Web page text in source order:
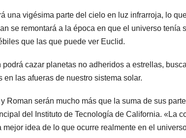
una vigésima parte del cielo en luz infrarroja, lo
se remontará a la época en que el universo tenía
que las que puede ver Euclid.
podrá cazar planetas no adheridos a estrellas,
en las afueras de nuestro sistema solar.
Roman serán mucho más que la suma de sus
del Instituto de Tecnología de California. «La
mejor idea de lo que ocurre realmente en el